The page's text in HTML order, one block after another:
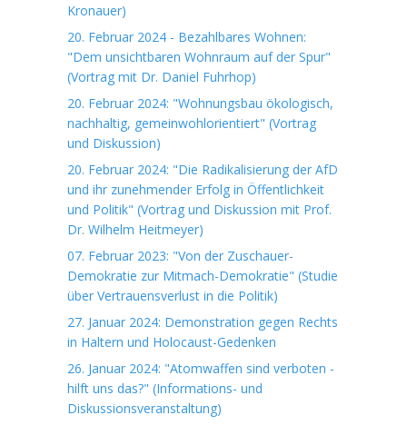
Kronauer)
20. Februar 2024 - Bezahlbares Wohnen:
"Dem unsichtbaren Wohnraum auf der Spur"
(Vortrag mit Dr. Daniel Fuhrhop)
20. Februar 2024: "Wohnungsbau ökologisch,
nachhaltig, gemeinwohlorientiert" (Vortrag
und Diskussion)
20. Februar 2024: "Die Radikalisierung der AfD
und ihr zunehmender Erfolg in Öffentlichkeit
und Politik" (Vortrag und Diskussion mit Prof.
Dr. Wilhelm Heitmeyer)
07. Februar 2023: "Von der Zuschauer-
Demokratie zur Mitmach-Demokratie" (Studie
über Vertrauensverlust in die Politik)
27. Januar 2024: Demonstration gegen Rechts
in Haltern und Holocaust-Gedenken
26. Januar 2024: "Atomwaffen sind verboten -
hilft uns das?" (Informations- und
Diskussionsveranstaltung)